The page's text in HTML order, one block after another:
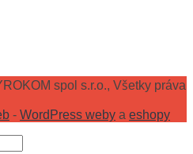
spol s.r.o., Všetky práva
- WordPress weby a eshopy